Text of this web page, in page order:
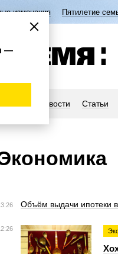
изменения Пятилетие
Новости Статьи
Объём выдачи ипотеки
—